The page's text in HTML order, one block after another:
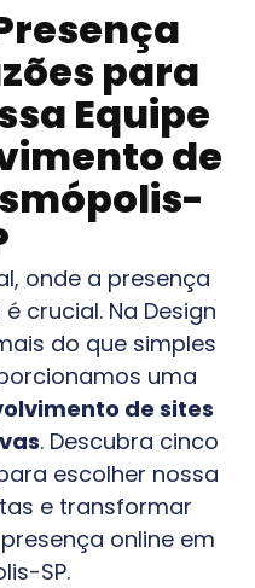
para
Equipe
de
onde a presença
crucial. Na Design
do que simples
uma
de sites
. Descubra cinco
escolher nossa
e transformar
online em
SP.